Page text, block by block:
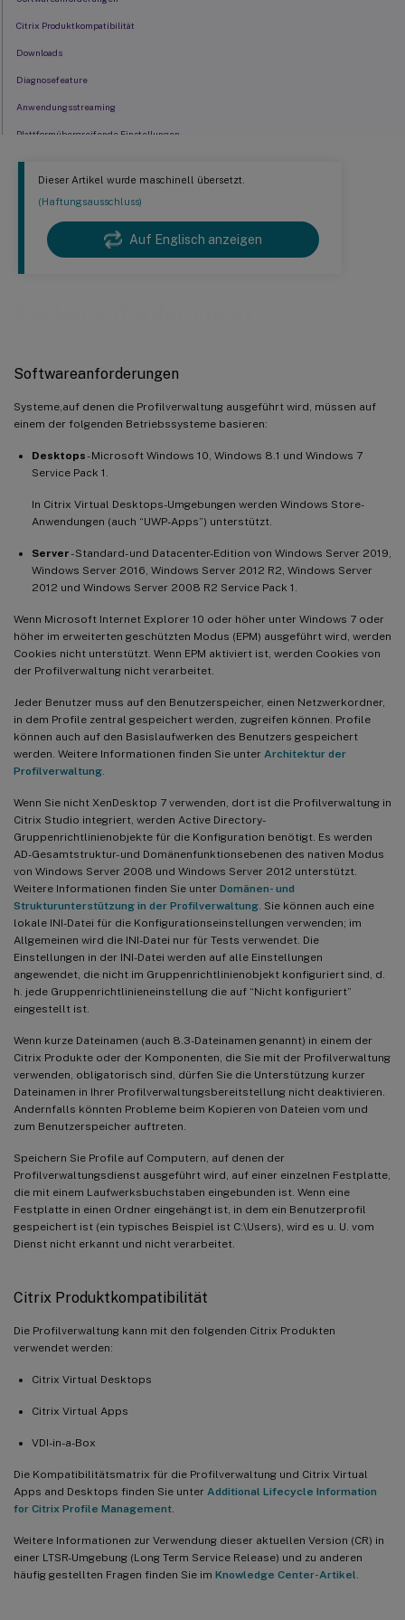
Dieser Artikel wurde maschinell übersetzt.
(Haftungsausschluss)
Auf Englisch anzeigen
Softwareanforderungen
Systeme,auf denen die Profilverwaltung ausgeführt wird, müssen auf
einem der folgenden Betriebssysteme basieren:
Desktops- Microsoft Windows 10, Windows 8.1 und Windows 7
Service Pack 1.
In Citrix Virtual Desktops-Umgebungen werden Windows Store-
Anwendungen (auch “UWP-Apps”) unterstützt.
Server- Standard- und Datacenter-Edition von Windows Server 2019,
Windows Server 2016, Windows Server 2012 R2, Windows Server
2012 und Windows Server 2008 R2 Service Pack 1.
Wenn Microsoft Internet Explorer 10 oder höher unter Windows 7 oder
höher im erweiterten geschützten Modus (EPM) ausgeführt wird, werden
Cookies nicht unterstützt. Wenn EPM aktiviert ist, werden Cookies von
der Profilverwaltung nicht verarbeitet.
Jeder Benutzer muss auf den Benutzerspeicher, einen Netzwerkordner,
in dem Profile zentral gespeichert werden, zugreifen können. Profile
können auch auf den Basislaufwerken des Benutzers gespeichert
werden. Weitere Informationen finden Sie unter Architektur der
Profilverwaltung
Wenn Sie nicht XenDesktop 7 verwenden, dort ist die Profilverwaltung in
Citrix Studio integriert, werden Active Directory-
Gruppenrichtlinienobjekte für die Konfiguration benötigt. Es werden
AD-Gesamtstruktur- und Domänenfunktionsebenen des nativen Modus
von Windows Server 2008 und Windows Server 2012 unterstützt.
Weitere Informationen finden Sie unter Domänen- und
Strukturunterstützung in der Profilverwaltung . Sie können auch eine
lokale INI-Datei für die Konfigurationseinstellungen verwenden; im
Allgemeinen wird die INI-Datei nur für Tests verwendet. Die
Einstellungen in der INI-Datei werden auf alle Einstellungen
angewendet, die nicht im Gruppenrichtlinienobjekt konfiguriert sind, d.
h. jede Gruppenrichtlinieneinstellung die auf “Nicht konfiguriert”
eingestellt ist.
Wenn kurze Dateinamen (auch 8.3-Dateinamen genannt) in einem der
Citrix Produkte oder der Komponenten, die Sie mit der Profilverwaltung
verwenden, obligatorisch sind, dürfen Sie die Unterstützung kurzer
Dateinamen in Ihrer Profilverwaltungsbereitstellung nicht deaktivieren.
Andernfalls könnten Probleme beim Kopieren von Dateien vom und
zum Benutzerspeicher auftreten.
Speichern Sie Profile auf Computern, auf denen der
Profilverwaltungsdienst ausgeführt wird, auf einer einzelnen Festplatte,
die mit einem Laufwerksbuchstaben eingebunden ist. Wenn eine
Festplatte in einen Ordner eingehängt ist, in dem ein Benutzerprofil
gespeichert ist (ein typisches Beispiel ist C:\Users), wird es u. U. vom
Dienst nicht erkannt und nicht verarbeitet.
Citrix Produktkompatibilität
Die Profilverwaltung kann mit den folgenden Citrix Produkten
verwendet werden:
Citrix Virtual Desktops
Citrix Virtual Apps
VDI-in-a-Box
Die Kompatibilitätsmatrix für die Profilverwaltung und Citrix Virtual
Apps and Desktops finden Sie unter Additional Lifecycle Information
for Citrix Profile Management
Weitere Informationen zur Verwendung dieser aktuellen Version (CR) in
einer LTSR-Umgebung (Long Term Service Release) und zu anderen
häufig gestellten Fragen finden Sie im Knowledge Center-Artikel
Citrix Produktkompatibilität
Downloads
Diagnosefeature
Anwendungsstreaming
Plattformübergreifende Einstellungen
Migrieren vorhandener Profile auf Citrix-Benutzerprofile